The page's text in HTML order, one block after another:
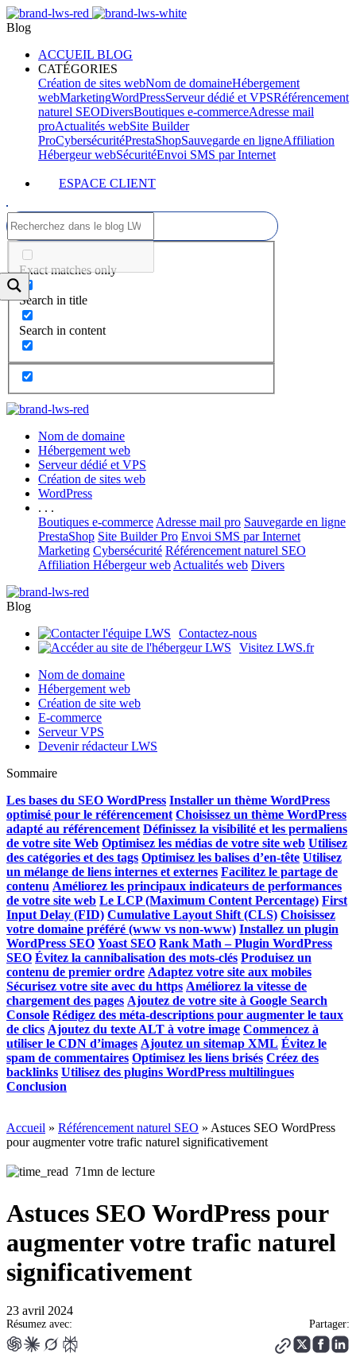
Blog
ACCUEIL BLOG
CATÉGORIES
Création de sites webNom de domaineHébergement
webMarketingWordPressServeur dédié et VPSRéférencement
naturel SEODiversBoutiques e-commerceAdresse mail
proActualités webSite Builder
ProCybersécuritéPrestaShopSauvegarde en ligneAffiliation
Hébergeur webSécuritéEnvoi SMS par Internet
ESPACE CLIENT
Exact matches only
Search in title
Search in content
Nom de domaine
Hébergement web
Serveur dédié et VPS
Création de sites web
WordPress
. . .
Boutiques e-commerce Adresse mail pro Sauvegarde en ligne
PrestaShop Site Builder Pro Envoi SMS par Internet
Marketing Cybersécurité Référencement naturel SEO
Affiliation Hébergeur web Actualités web Divers
Blog
Contactez-nous
Visitez LWS.fr
Nom de domaine
Hébergement web
Création de site web
E-commerce
Serveur VPS
Devenir rédacteur LWS
Sommaire
Les bases du SEO WordPress Installer un thème WordPress
optimisé pour le référencement Choisissez un thème WordPress
adapté au référencement Définissez la visibilité et les permaliens
de votre site Web Optimisez les médias de votre site web Utilisez
des catégories et des tags Optimisez les balises d’en-tête Utilisez
un mélange de liens internes et externes Facilitez le partage de
contenu Améliorez les principaux indicateurs de performances
de votre site web Le LCP (Maximum Content Percentage) First
Input Delay (FID) Cumulative Layout Shift (CLS) Choisissez
votre domaine préféré (www vs non-www) Installez un plugin
WordPress SEO Yoast SEO Rank Math – Plugin WordPress
SEO Évitez la cannibalisation des mots-clés Produisez un
contenu de premier ordre Adaptez votre site aux mobiles
Sécurisez votre site avec du https Améliorez la vitesse de
chargement des pages Ajoutez de votre site à Google Search
Console Rédigez des méta-descriptions pour augmenter le taux
de clics Ajoutez du texte ALT à votre image Commencez à
utiliser le CDN d’images Ajoutez un sitemap XML Évitez le
spam de commentaires Optimisez les liens brisés Créez des
backlinks Utilisez des plugins WordPress multilingues
Conclusion
Accueil » Référencement naturel SEO » Astuces SEO WordPress
pour augmenter votre trafic naturel significativement
71mn de lecture
Astuces SEO WordPress pour
augmenter votre trafic naturel
significativement
23 avril 2024
Résumez avec: Partager: